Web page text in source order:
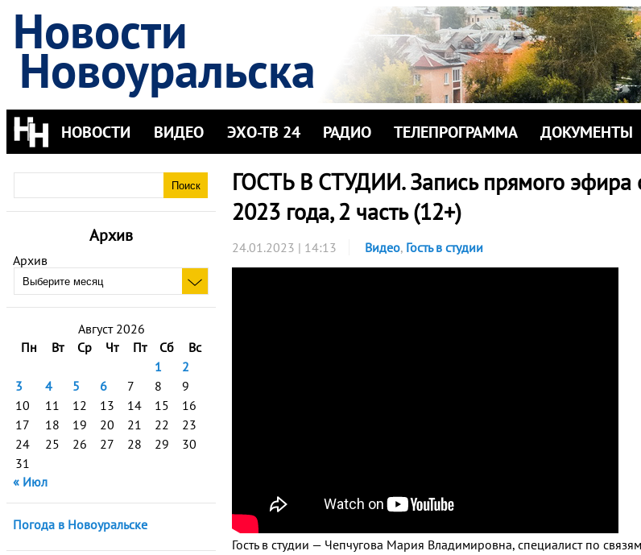
Новости
Новоуральска
НОВОСТИ ВИДЕО ЭХО-ТВ 24 РАДИО ТЕЛЕПРОГРАММА ДОКУМЕНТЫ
Архив
Архив
Август 2026
Пн
Вт Ср Чт Пт Сб
Вс
1
2
3
4 5 6 7 8
9
10
11 12 13 14 15
16
17
18 19 20 21 22
23
24
25 26 27 28 29
30
31
« Июл
Погода в Новоуральске
ГОСТЬ В СТУДИИ. Запись прямого эфира
2023 года, 2 часть (12+)
24.01.2023 | 14:13 Видео, Гость в студии
Гость в студии — Чепчугова Мария Владимировна, специалист по